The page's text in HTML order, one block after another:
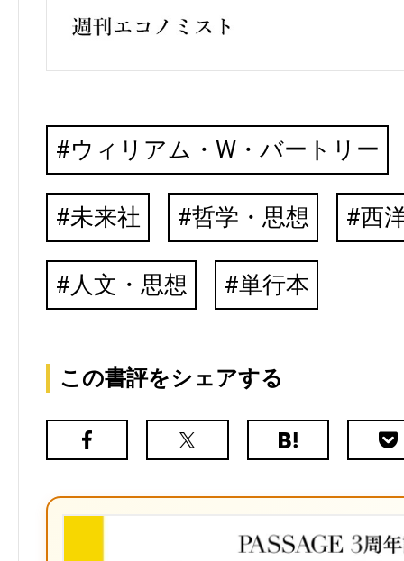
ウィリアム・W・バートリー
未来社 哲学・思想 西
人文・思想 単行本
この書評をシェアする
Facebook
X（旧
は
ク
マ